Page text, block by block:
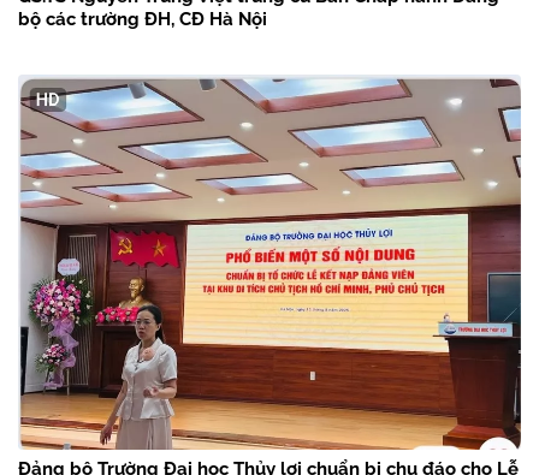
bộ các trường ĐH, CĐ Hà Nội
Đảng bộ Trường Đại học Thủy lợi chuẩn bị chu đáo cho Lễ